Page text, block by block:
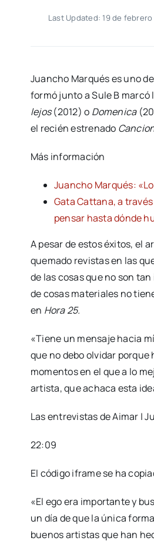
Last Updated: 19 de febrero
Juancho Marqués es uno
formó junto a Sule B
lejos(2012) o Domenica
el recién estrenado
Más información
Juancho Marqués:
Gata Cattana, a
pensar hasta dónde
A pesar de estos éxitos, el
quemado revistas en las
de las cosas que no son
de cosas materiales no
en Hora 25.
«Tiene un mensaje hacia
que no debo olvidar porque
momentos en el que a lo
artista, que achaca esta
Las entrevistas de Aimar |
22:09
El código iframe se ha
«El ego era importante y
un día de que la única
buenos artistas que han